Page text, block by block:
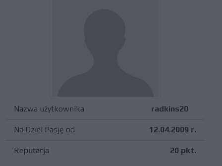
Nazwa użytkownika radkins20
Na Dziel Pasję od 12.04.2009 r.
Reputacja 20 pkt.